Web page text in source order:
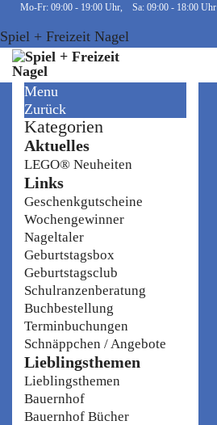
Spiel + Freizeit Nagel
Mo-Fr: 09:00 - 19:00 Uhr, Sa: 09:00 - 18:00 Uhr
Menu
Zurück
Kategorien
Aktuelles
LEGO® Neuheiten
Links
Geschenkgutscheine
Wochengewinner
Nageltaler
Geburtstagsbox
Geburtstagsclub
Schulranzenberatung
Buchbestellung
Terminbuchungen
Schnäppchen / Angebote
Lieblingsthemen
Lieblingsthemen
Bauernhof
Bauernhof Bücher